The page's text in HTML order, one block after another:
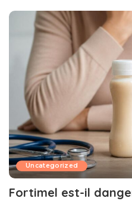
Uncategorized
Fortimel est-il